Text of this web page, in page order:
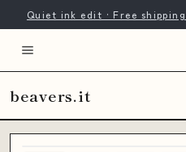
Quiet ink edit · Free
beavers.it